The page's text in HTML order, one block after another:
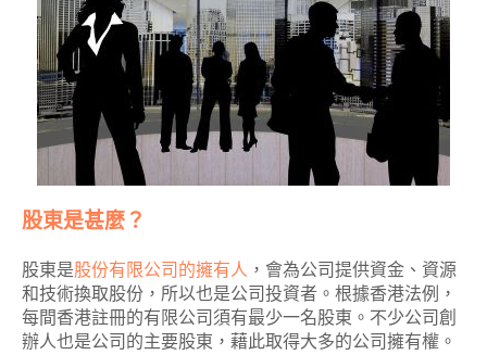
股東是甚麼？
股東是股份有限公司的擁有人 ，會為公司提供資金、資源
和技術換取股份，所以也是公司投資者。根據香港法例，
每間香港註冊的有限公司須有最少一名股東。不少公司創
辦人也是公司的主要股東，藉此取得大多的公司擁有權。